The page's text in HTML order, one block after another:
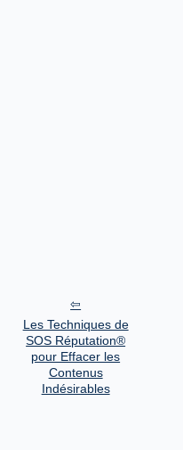
Les Techniques de
SOS Réputation®
pour Effacer les
Contenus
Indésirables